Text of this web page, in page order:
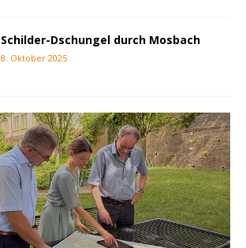
Dschungel durch Mosbach
Oktober 2025